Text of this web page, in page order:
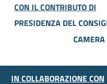
CON IL CONTRIBUTO DI
PRESIDENZA DEL
CAMERA
IN COLLABORAZIONE CON